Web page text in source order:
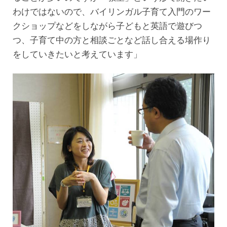
わけではないので、バイリンガル子育て入門のワー
クショップなどをしながら子どもと英語で遊びつ
つ、子育て中の方と相談ごとなど話し合える場作り
をしていきたいと考えています」